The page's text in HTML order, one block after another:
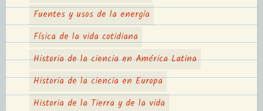
Fuentes y usos de la energía
Física de la vida cotidiana
Historia de la ciencia en América Latina
Historia de la ciencia en Europa
Historia de la Tierra y de la vida